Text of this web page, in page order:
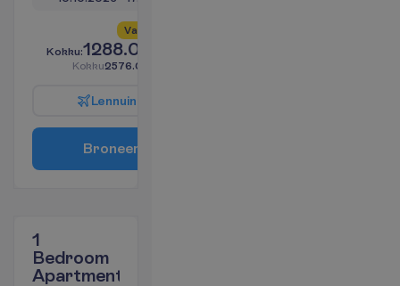
Va
Kokku:1288.05
Kokku2576.09
Lennuin
Broneer
1
Bedroom
Apartment